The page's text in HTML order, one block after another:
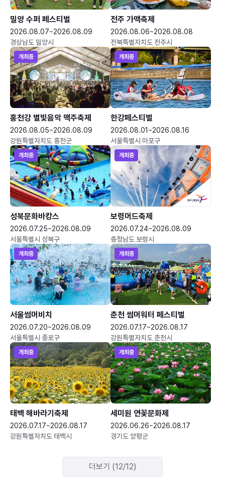
밀양 수퍼 페스티벌
2026.08.07~2026.08.09
경상남도 밀양시
전주 가맥축제
2026.08.06~2026.08.08
전북특별자치도 전주시
개최중
홍천강 별빛음악 맥주축제
2026.08.05~2026.08.09
강원특별자치도 홍천군
개최중
한강페스티벌
2026.08.01~2026.08.16
서울특별시 마포구
개최중
성북문화바캉스
2026.07.25~2026.08.09
서울특별시 성북구
개최중
보령머드축제
2026.07.24~2026.08.09
충청남도 보령시
개최중
서울썸머비치
2026.07.20~2026.08.09
서울특별시 종로구
개최중
춘천 썸머워터 페스티벌
2026.07.17~2026.08.17
강원특별자치도 춘천시
개최중
태백 해바라기축제
2026.07.17~2026.08.17
강원특별자치도 태백시
개최중
세미원 연꽃문화제
2026.06.26~2026.08.17
경기도 양평군
더보기 (12/12)